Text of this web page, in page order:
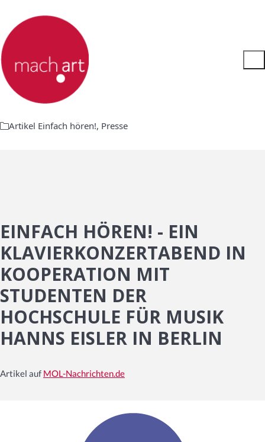
Artikel Einfach hören!, Presse
EINFACH HÖREN! - EIN
KLAVIERKONZERTABEND IN
KOOPERATION MIT
STUDENTEN DER
HOCHSCHULE FÜR MUSIK
HANNS EISLER IN BERLIN
Artikel auf MOL-Nachrichten.de